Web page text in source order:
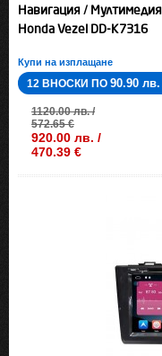
Навигация /
Honda Vezel DD-K7316
Купи на изплащане
12 ВНОСКИ ПО 90.90
1120.00 лв. /
572.65 €
920.00 лв. /
470.39 €